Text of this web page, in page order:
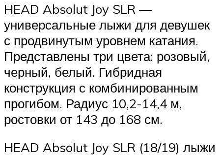
HEAD Absolut Joy SLR —
универсальные лыжи для девушек
с продвинутым уровнем катания.
Представлены три цвета: розовый,
черный, белый. Гибридная
конструкция с комбинированным
прогибом. Радиус 10,2-14,4 м,
ростовки от 143 до 168 см.
HEAD Absolut Joy SLR (18/19) лыжи